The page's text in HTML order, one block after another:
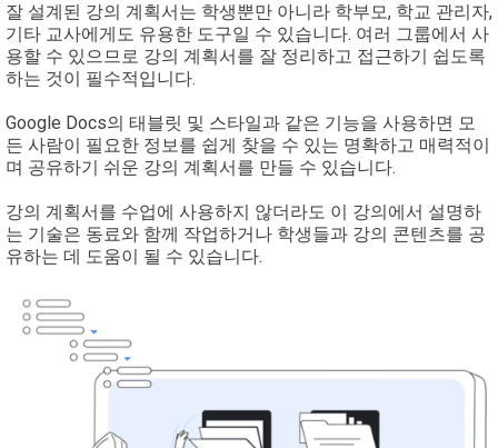
잘 설계된 강의 계획서는 학생뿐만 아니라 학부모, 학교 관리자,
기타 교사에게도 유용한 도구일 수 있습니다. 여러 그룹에서 사
용할 수 있으므로 강의 계획서를 잘 정리하고 접근하기 쉽도록
하는 것이 필수적입니다.
Google Docs의 태블릿 및 스타일과 같은 기능을 사용하면 모
든 사람이 필요한 정보를 쉽게 찾을 수 있는 명확하고 매력적이
며 공유하기 쉬운 강의 계획서를 만들 수 있습니다.
강의 계획서를 수업에 사용하지 않더라도 이 강의에서 설명하
는 기술은 동료와 함께 작업하거나 학생들과 강의 콘텐츠를 공
유하는 데 도움이 될 수 있습니다.